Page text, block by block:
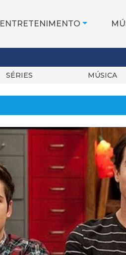
ENTRETENIMENTO
SÉRIES MÚSICA